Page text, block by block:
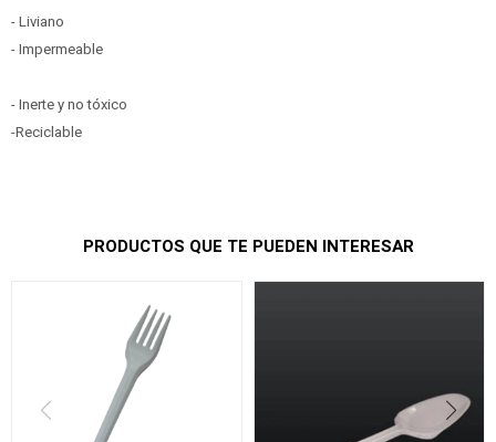
- Liviano
- Impermeable
- Inerte y no tóxico
-Reciclable
PRODUCTOS QUE TE PUEDEN INTERESAR